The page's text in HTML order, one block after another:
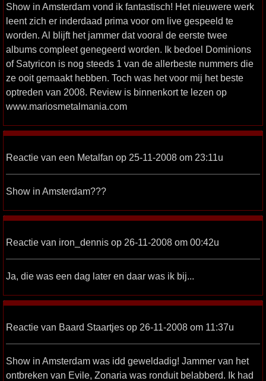
Show in Amsterdam vond ik fantastisch! Het nieuwere werk
leent zich er inderdaad prima voor om live gespeeld te
worden. Al blijft het jammer dat vooral de eerste twee
albums compleet genegeerd worden. Ik bedoel Dominions
of Satyricon is nog steeds 1 van de allerbeste nummers die
ze ooit gemaakt hebben. Toch was het voor mij het beste
optreden van 2008. Review is binnenkort te lezen op
www.mariosmetalmania.com
Reactie van een Metalfan op 25-11-2008 om 23:11u
Show in Amsterdam???
Reactie van iron_dennis op 26-11-2008 om 00:42u
Ja, die was een dag later en daar was ik bij...
Reactie van Baard Staartjes op 26-11-2008 om 11:37u
Show in Amsterdam was idd geweldadig! Jammer van het
ontbreken van Evile, Zonaria was ronduit belabberd. Ik had